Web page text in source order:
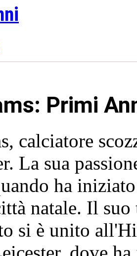
Primi
calciatore
La sua
ha
natale. Il
si è unito